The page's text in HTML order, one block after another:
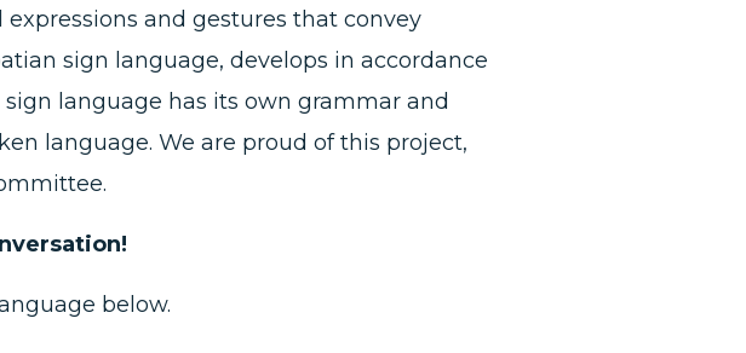
and gestures that convey
sign language, develops in accordance
language has its own grammar and
language. We are proud of this project,
below.